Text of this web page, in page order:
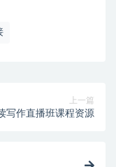
上一篇
写作直播班课程资源